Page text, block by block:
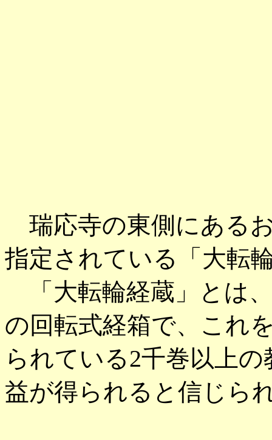
瑞応寺の東側にある
指定されている「大転
「大転輪経蔵」とは
の回転式経箱で、これ
られている2千巻以上
益が得られると信じら